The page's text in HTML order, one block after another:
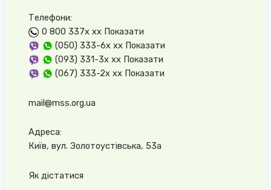
Телефони:
0 800 337x xxПоказати
(050) 333-6x xxПоказати
(093) 331-3x xxПоказати
(067) 333-2x xxПоказати
mail@mss.org.ua
Адреса:
Київ, вул. Золотоустівська, 53а
Як дістатися